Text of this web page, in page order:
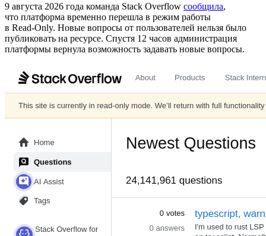
9 августа 2026 года команда Stack Overflow сообщила,
что платформа временно перешла в режим работы
в Read‑Only. Новые вопросы от пользователей нельзя было
публиковать на ресурсе. Спустя 12 часов администрация
платформы вернула возможность задавать новые вопросы.